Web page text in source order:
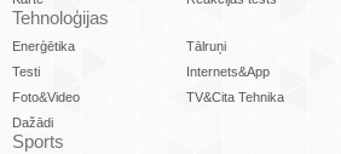
Tehnoloģijas
Enerģētika Tālruņi
Testi
Internets&App
Foto&Video
TV&Cita Tehnika
Dažādi
Sports